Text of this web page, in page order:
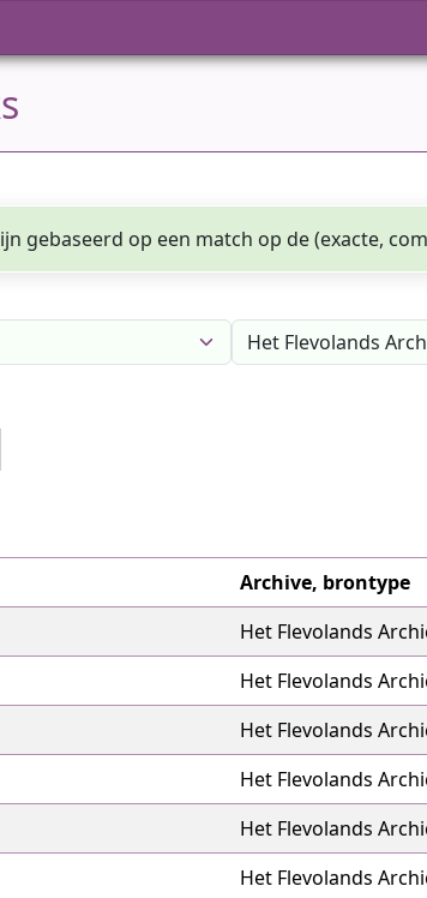
gebaseerd op een match op de (exacte,
Archive, brontype
Het Flevolands
Het Flevolands
Het Flevolands
Het Flevolands
Het Flevolands
Het Flevolands